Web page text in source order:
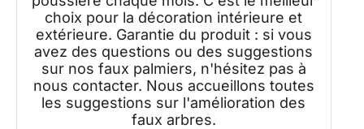
choix pour la décoration intérieure et
extérieure. Garantie du produit : si vous
avez des questions ou des suggestions
sur nos faux palmiers, n'hésitez pas à
nous contacter. Nous accueillons toutes
les suggestions sur l'amélioration des
faux arbres.